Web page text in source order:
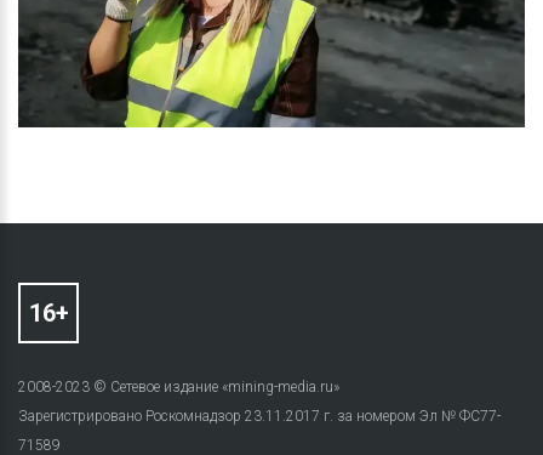
2008-2023 © Сетевое издание «mining-media.ru»
Зарегистрировано Роскомнадзор 23.11.2017 г. за номером Эл № ФС77-
71589